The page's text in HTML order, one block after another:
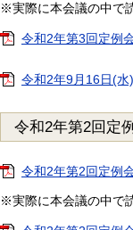
※実際に本会議の中で
令和2年第3回定例
令和2年9月16日(
令和2年第2回定
令和2年第2回定例
※実際に本会議の中で